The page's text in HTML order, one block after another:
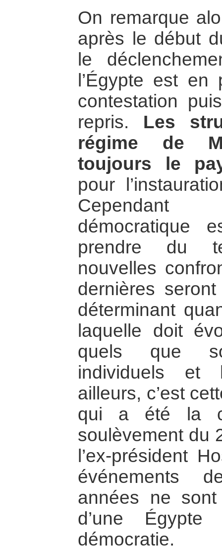
On remarque
après le début
le
l’Égypte est
contestation
repris. Les
régime de
toujours le
pour
Cependant
démocratique
prendre du
nouvelles
dernières
déterminant
laquelle doit
quels que
individuels et
ailleurs, c’est
qui a été la
soulèvement du
l’ex-président
événements
années ne
d’une
démocratie.